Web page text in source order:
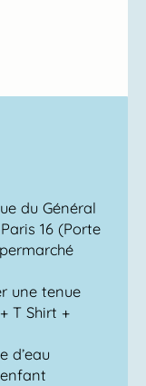
du Général
16 (Porte
une tenue
T Shirt +
d’eau